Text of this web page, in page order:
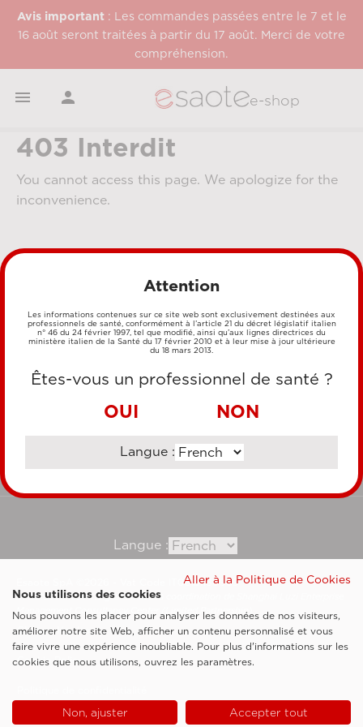
Avis important: Les commandes passées entre le 7 et le
16 août seront traitées à partir du 17 août. Merci de votre
compréhension.
  e-shop
403 Interdit
You cannot access this page. We apologize for the
inconvenience.
MÉTHODES DE PAIEMENT
VIREMENT BANCAIRE
Langue :
Esaote SpA ©2026 - Vat Code IT05131180969
Société soumise à la gestion et à la coordination de Shanghai Luzi Enterprise
Management Consultancy Center (Limited Partnership)
Clauses légales
Cookie Policy
Attention
Les informations contenues sur ce site web sont exclusivement destinées aux
professionnels de santé, conformément à l’article 21 du décret législatif italien
n° 46 du 24 février 1997, tel que modifié, ainsi qu’aux lignes directrices du
ministère italien de la Santé du 17 février 2010 et à leur mise à jour ultérieure
du 18 mars 2013.
Êtes-vous un professionnel de santé ?
OUI NON
Langue :
Aller à la Politique de Cookies
Nous utilisons des cookies
Nous pouvons les placer pour analyser les données de nos visiteurs,
améliorer notre site Web, afficher un contenu personnalisé et vous
faire vivre une expérience inoubliable. Pour plus d'informations sur les
cookies que nous utilisons, ouvrez les paramètres.
Non, ajuster Accepter tout